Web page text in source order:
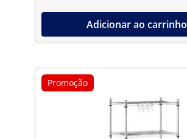
Adicionar ao carrinho
Promoção